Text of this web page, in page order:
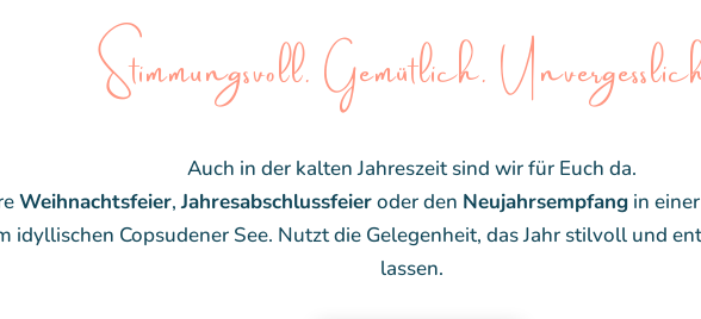
Stimmungsvoll. Gemütlich.
Auch in der kalten Jahreszeit sind wir für Euch da.
Weihnachtsfeier,Jahresabschlussfeieroder den Neujahrsempfang in
idyllischen Copsudener See. Nutzt die Gelegenheit, das Jahr stilvoll und
lassen.